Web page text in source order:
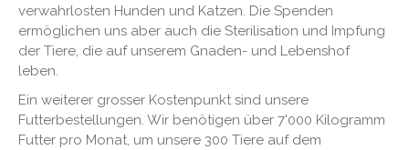
verwahrlosten Hunden und Katzen. Die Spenden
ermöglichen uns aber auch die Sterilisation und Impfung
der Tiere, die auf unserem Gnaden- und Lebenshof
leben.
Ein weiterer grosser Kostenpunkt sind unsere
Futterbestellungen. Wir benötigen über 7'000 Kilogramm
Futter pro Monat, um unsere 300 Tiere auf dem